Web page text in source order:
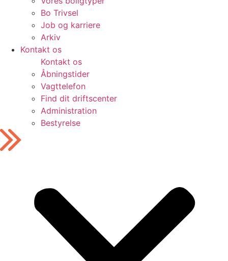
Bo Trivsel
Job og karriere
Arkiv
Kontakt os
Kontakt os
Åbningstider
Vagttelefon
Find dit driftscenter
Administration
Bestyrelse